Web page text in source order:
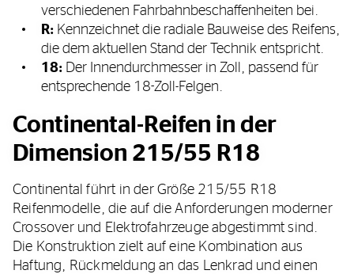
verschiedenen Fahrbahnbeschaffenheiten bei.
R: Kennzeichnet die radiale Bauweise des Reifens,
die dem aktuellen Stand der Technik entspricht.
18: Der Innendurchmesser in Zoll, passend für
entsprechende 18-Zoll-Felgen.
Continental-Reifen in der
Dimension 215/55 R18
Continental führt in der Größe 215/55 R18
Reifenmodelle, die auf die Anforderungen moderner
Crossover und Elektrofahrzeuge abgestimmt sind.
Die Konstruktion zielt auf eine Kombination aus
Haftung, Rückmeldung an das Lenkrad und einen